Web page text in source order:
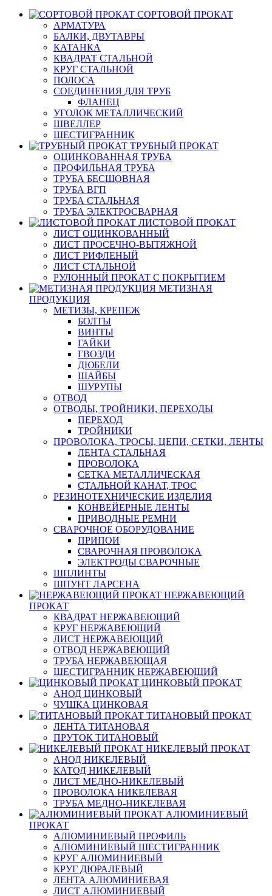
СОРТОВОЙ ПРОКАТ
АРМАТУРА
БАЛКИ, ДВУТАВРЫ
КАТАНКА
КВАДРАТ СТАЛЬНОЙ
КРУГ СТАЛЬНОЙ
ПОЛОСА
СОЕДИНЕНИЯ ДЛЯ ТРУБ
ФЛАНЕЦ
УГОЛОК МЕТАЛЛИЧЕСКИЙ
ШВЕЛЛЕР
ШЕСТИГРАННИК
ТРУБНЫЙ ПРОКАТ
ОЦИНКОВАННАЯ ТРУБА
ПРОФИЛЬНАЯ ТРУБА
ТРУБА БЕСШОВНАЯ
ТРУБА ВГП
ТРУБА СТАЛЬНАЯ
ТРУБА ЭЛЕКТРОСВАРНАЯ
ЛИСТОВОЙ ПРОКАТ
ЛИСТ ОЦИНКОВАННЫЙ
ЛИСТ ПРОСЕЧНО-ВЫТЯЖНОЙ
ЛИСТ РИФЛЕНЫЙ
ЛИСТ СТАЛЬНОЙ
РУЛОННЫЙ ПРОКАТ С ПОКРЫТИЕМ
МЕТИЗНАЯ
ПРОДУКЦИЯ
МЕТИЗЫ, КРЕПЕЖ
БОЛТЫ
ВИНТЫ
ГАЙКИ
ГВОЗДИ
ДЮБЕЛИ
ШАЙБЫ
ШУРУПЫ
ОТВОД
ОТВОДЫ, ТРОЙНИКИ, ПЕРЕХОДЫ
ПЕРЕХОД
ТРОЙНИКИ
ПРОВОЛОКА, ТРОСЫ, ЦЕПИ, СЕТКИ, ЛЕНТЫ
ЛЕНТА СТАЛЬНАЯ
ПРОВОЛОКА
СЕТКА МЕТАЛЛИЧЕСКАЯ
СТАЛЬНОЙ КАНАТ, ТРОС
РЕЗИНОТЕХНИЧЕСКИЕ ИЗДЕЛИЯ
КОНВЕЙЕРНЫЕ ЛЕНТЫ
ПРИВОДНЫЕ РЕМНИ
СВАРОЧНОЕ ОБОРУДОВАНИЕ
ПРИПОИ
СВАРОЧНАЯ ПРОВОЛОКА
ЭЛЕКТРОДЫ СВАРОЧНЫЕ
ШПЛИНТЫ
ШПУНТ ЛАРСЕНА
НЕРЖАВЕЮЩИЙ
ПРОКАТ
КВАДРАТ НЕРЖАВЕЮЩИЙ
КРУГ НЕРЖАВЕЮЩИЙ
ЛИСТ НЕРЖАВЕЮЩИЙ
ОТВОД НЕРЖАВЕЮЩИЙ
ТРУБА НЕРЖАВЕЮЩАЯ
ШЕСТИГРАННИК НЕРЖАВЕЮЩИЙ
ЦИНКОВЫЙ ПРОКАТ
АНОД ЦИНКОВЫЙ
ЧУШКА ЦИНКОВАЯ
ТИТАНОВЫЙ ПРОКАТ
ЛЕНТА ТИТАНОВАЯ
ПРУТОК ТИТАНОВЫЙ
НИКЕЛЕВЫЙ ПРОКАТ
АНОД НИКЕЛЕВЫЙ
КАТОД НИКЕЛЕВЫЙ
ЛИСТ МЕДНО-НИКЕЛЕВЫЙ
ПРОВОЛОКА НИКЕЛЕВАЯ
ТРУБА МЕДНО-НИКЕЛЕВАЯ
АЛЮМИНИЕВЫЙ
ПРОКАТ
АЛЮМИНИЕВЫЙ ПРОФИЛЬ
АЛЮМИНИЕВЫЙ ШЕСТИГРАННИК
КРУГ АЛЮМИНИЕВЫЙ
КРУГ ДЮРАЛЕВЫЙ
ЛЕНТА АЛЮМИНИЕВАЯ
ЛИСТ АЛЮМИНИЕВЫЙ